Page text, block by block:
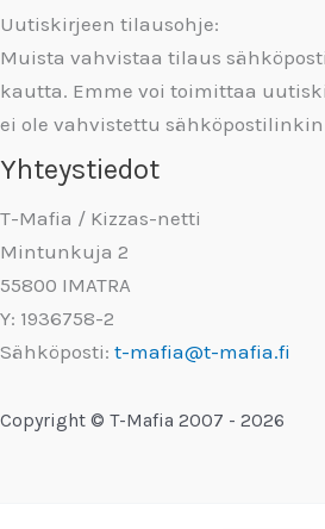
Uutiskirjeen tilausohje:
Muista vahvistaa tilaus
kautta. Emme voi toimittaa
ei ole vahvistettu
Yhteystiedot
T-Mafia / Kizzas-netti
Mintunkuja 2
55800 IMATRA
Y: 1936758-2
Sähköposti: t-mafia@t-mafia.fi
Copyright © T-Mafia 2007 - 2026